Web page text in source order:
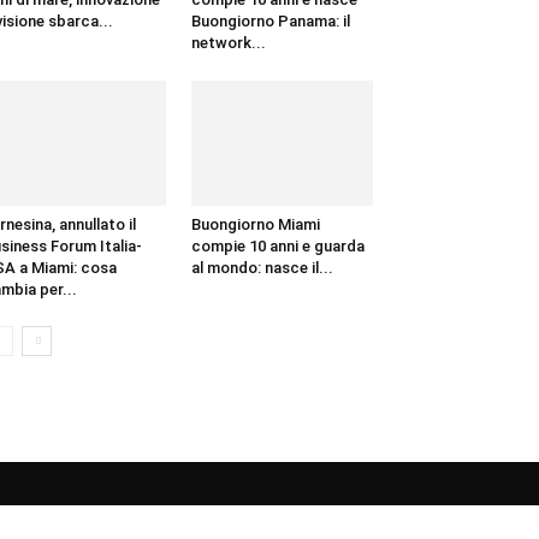
sbarca...
Buongiorno Panama: il
network...
annullato il
Forum Italia-
a Miami: cosa
per...
Buongiorno Miami
compie 10 anni e guarda
al mondo: nasce il...